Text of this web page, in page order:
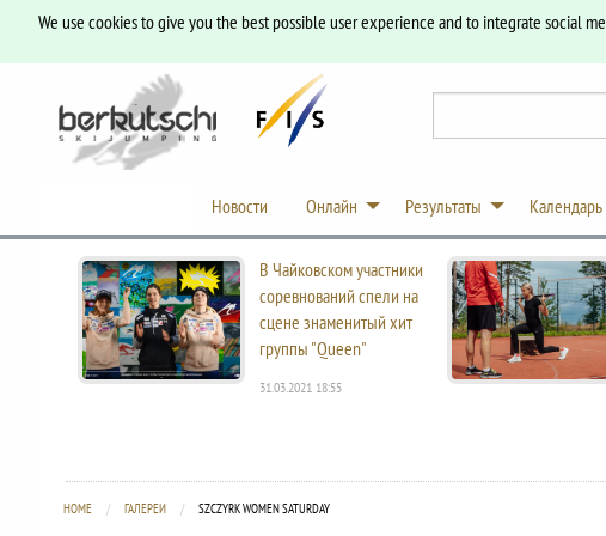
We use cookies to give you the best possible user experience and to integrate social
Новости Онлайн Результаты Календарь
В Чайковском участники
соревнований спели на
сцене знаменитый хит
группы "Queen"
31.03.2021 18:55
HOME ГАЛЕРЕИ CURRENT:
SZCZYRK WOMEN SATURDAY